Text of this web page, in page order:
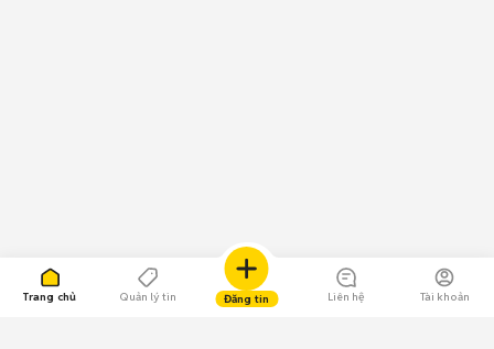
Trang chủ Quản lý tin Đăng tin Liên hệ Tài khoản